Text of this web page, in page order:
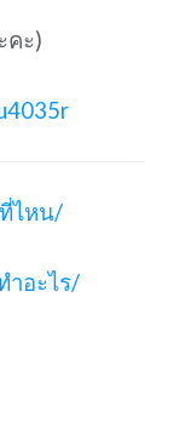
คะ)
ไหน/
ำอะไร/